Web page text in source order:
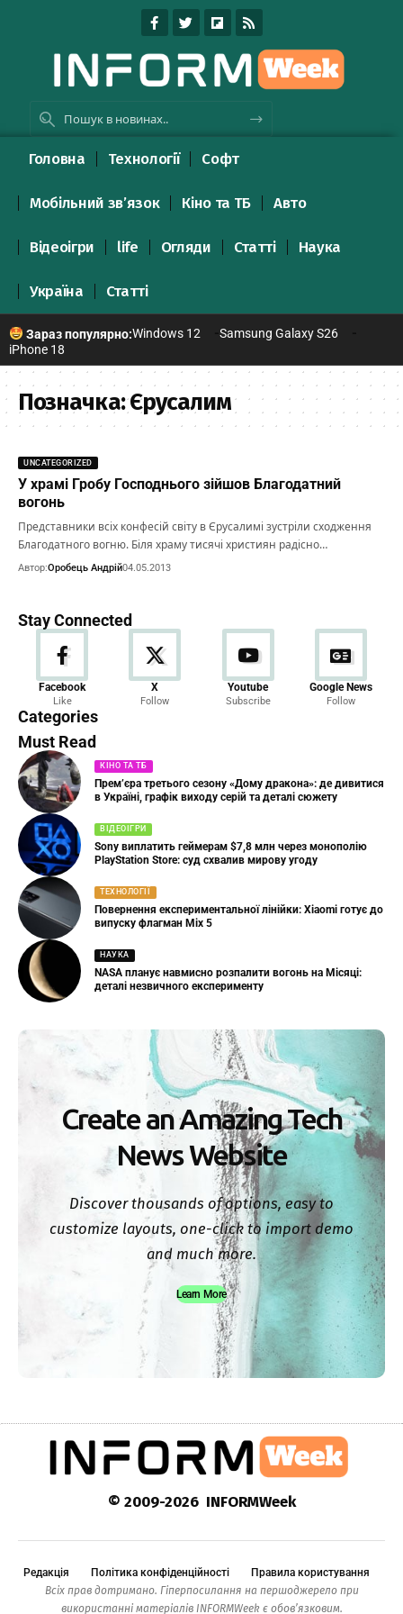
Головна Технології Софт
Мобільний зв’язок Кіно та ТБ Авто
Відеоігри life Огляди Статті Наука
Україна Статті
Зараз популярно:Windows 12
Samsung Galaxy S26
iPhone 18
Позначка:Єрусалим
UNCATEGORIZED
У храмі Гробу Господнього зійшов Благодатний
вогонь
Представники всіх конфесій світу в Єрусалимі зустріли сходження
Благодатного вогню. Біля храму тисячі християн радісно…
Автор:Оробець Андрій04.05.2013
Stay Connected
Facebook
Like
X
Follow
Youtube
Subscribe
Google News
Follow
Categories
Новини
23 Articles
Must Read
КІНО ТА ТБ
Прем’єра третього сезону «Дому дракона»: де дивитися
в Україні, графік виходу серій та деталі сюжету
ВІДЕОІГРИ
Sony виплатить геймерам $7,8 млн через монополію
PlayStation Store: суд схвалив мирову угоду
ТЕХНОЛОГІЇ
Повернення експериментальної лінійки: Xiaomi готує до
випуску флагман Mix 5
НАУКА
NASA планує навмисно розпалити вогонь на Місяці:
деталі незвичного експерименту
Create an Amazing Tech
News Website
Discover thousands of options, easy to
customize layouts, one-click to import demo
and much more.
Learn More
© 2009-2026 INFORMWeek
Редакція Політика конфіденційності
Правила користування
Всіх прав дотримано. Гіперпосилання на першоджерело при
використанні матеріалів INFORMWeek є обов’язковим.